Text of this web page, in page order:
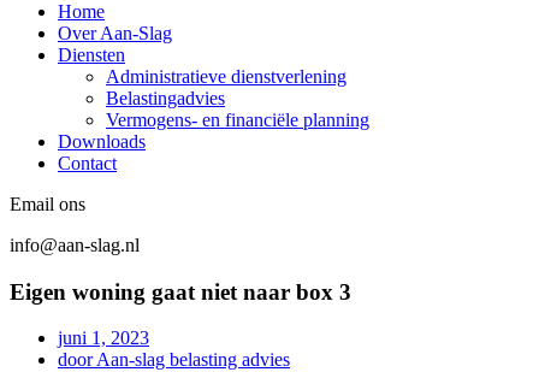
Home
Over Aan-Slag
Diensten
Administratieve dienstverlening
Belastingadvies
Vermogens- en financiële planning
Downloads
Contact
Email ons
info@aan-slag.nl
Eigen woning gaat niet naar box 3
juni 1, 2023
doorAan-slag belasting advies